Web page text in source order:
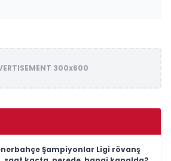
300x600
Şampiyonlar Ligi rövanş